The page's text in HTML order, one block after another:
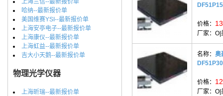
上海三信--最新报价单
哈纳--最新报价单
美国维赛YSI--最新报价单
上海安亭电子--最新报价单
上海康仪--最新报价单
上海虹益--最新报价单
吉大小天鹅--最新报价单
物理光学仪器
上海昕瑞--最新报价单
价格：
厂家： O|
名称： 奥
价格：
厂家： O|